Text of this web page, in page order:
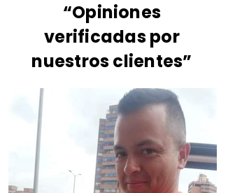
“Opiniones
verificadas por
nuestros clientes”